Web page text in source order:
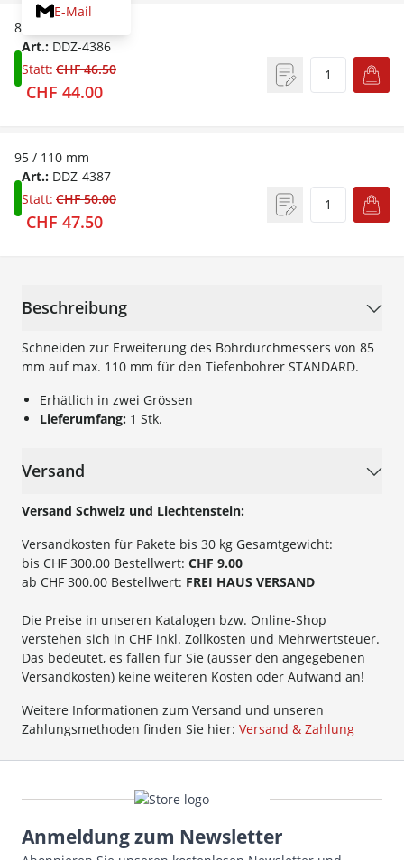
E-Mail
85 / 100 mm
Art.: DDZ-4386
Statt: CHF 46.50
CHF 44.00
95 / 110 mm
Art.: DDZ-4387
Statt: CHF 50.00
CHF 47.50
Beschreibung
Schneiden zur Erweiterung des Bohrdurchmessers von 85
mm auf max. 110 mm für den Tiefenbohrer STANDARD.
Erhätlich in zwei Grössen
Lieferumfang: 1 Stk.
Versand
Versand Schweiz und Liechtenstein:
Versandkosten für Pakete bis 30 kg Gesamtgewicht:
bis CHF 300.00 Bestellwert: CHF 9.00
ab CHF 300.00 Bestellwert: FREI HAUS VERSAND
Die Preise in unseren Katalogen bzw. Online-Shop
verstehen sich in CHF inkl. Zollkosten und Mehrwertsteuer.
Das bedeutet, es fallen für Sie (ausser den angegebenen
Versandkosten) keine weiteren Kosten oder Aufwand an!
Weitere Informationen zum Versand und unseren
Zahlungsmethoden finden Sie hier: Versand & Zahlung
Anmeldung zum Newsletter